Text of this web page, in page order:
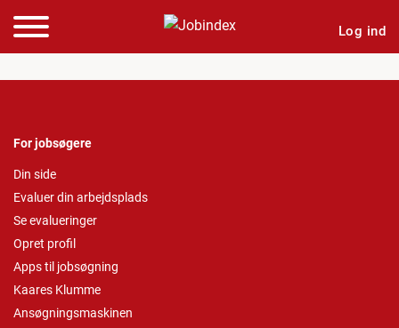
Log ind
For jobsøgere
Din side
Evaluer din arbejdsplads
Se evalueringer
Opret profil
Apps til jobsøgning
Kaares Klumme
Ansøgningsmaskinen